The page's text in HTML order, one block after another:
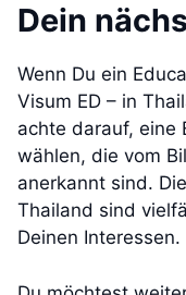
Dein
Wenn Du ein
Visum ED – in
achte darauf, eine
wählen, die vom
anerkannt sind.
Thailand sind
Deinen Interessen.